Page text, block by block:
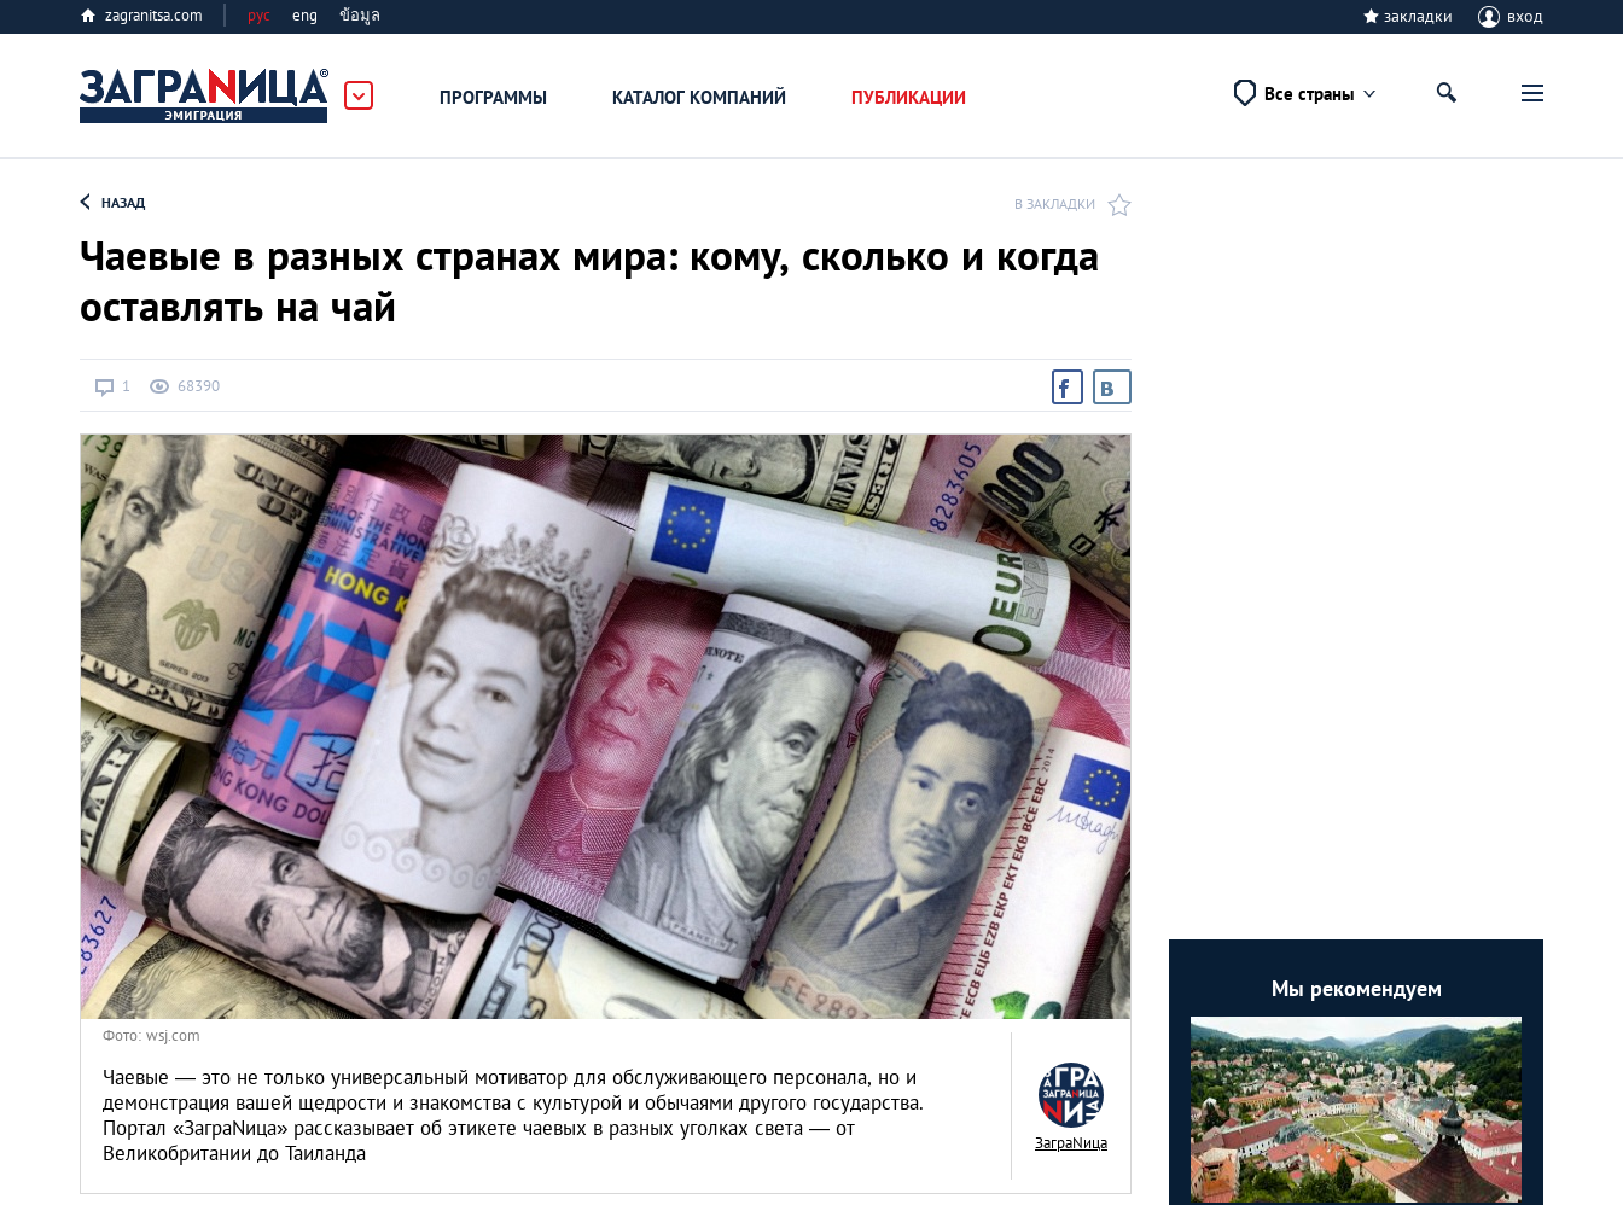
zagranitsa.com рус eng ข้อมูล закладки вход
ПРОГРАММЫ КАТАЛОГ КОМПАНИЙ ПУБЛИКАЦИИ
Все страны
Великобритания
Венгрия
Германия
Греция
Испания
Казахстан
Канада
Кипр
Латвия
Литва
Мальта
Все страны
НАЗАД В ЗАКЛАДКИ
Чаевые в разных странах мира: кому, сколько и когда
оставлять на чай
1 68390
Фото: wsj.com
Чаевые — это не только универсальный мотиватор для обслуживающего персонала, но и
демонстрация вашей щедрости и знакомства с культурой и обычаями другого государства.
Портал «ЗаграNица» рассказывает об этикете чаевых в разных уголках света — от
Великобритании до Таиланда
ЗаграNица
Мы рекомендуем